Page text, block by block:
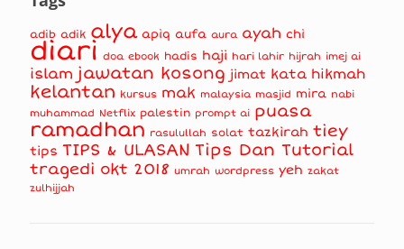
adib adik alya apiq aufa aura ayah chi
diari doa ebook hadis haji hari lahir hijrah imej ai
islam jawatan kosong jimat kata hikmah
kelantan kursus mak malaysia masjid mira nabi
muhammad Netflix palestin prompt ai puasa
ramadhan rasulullah solat tazkirah tiey
tips TIPS & ULASAN Tips Dan Tutorial
tragedi okt 2018 umrah wordpress yeh zakat
zulhijjah